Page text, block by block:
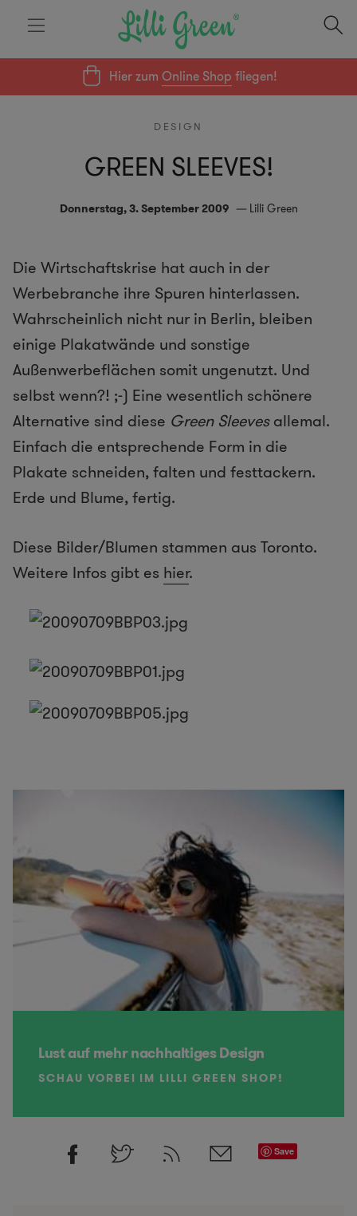
Hier zumOnline Shop fliegen!
DESIGN
GREEN SLEEVES!
Donnerstag, 3. September 2009 Lilli Green
Die Wirtschaftskrise hat auch in der
Werbebranche ihre Spuren hinterlassen.
Wahrscheinlich nicht nur in Berlin, bleiben
einige Plakatwände und sonstige
Außenwerbeflächen somit ungenutzt. Und
selbst wenn?! ;-) Eine wesentlich schönere
Alternative sind diese Green Sleevesallemal.
Einfach die entsprechende Form in die
Plakate schneiden, falten und festtackern.
Erde und Blume, fertig.
Diese Bilder/Blumen stammen aus Toronto.
Weitere Infos gibt es hier.
Lust auf mehr nachhaltiges Design
SCHAU VORBEI IM LILLI GREEN SHOP!
Save